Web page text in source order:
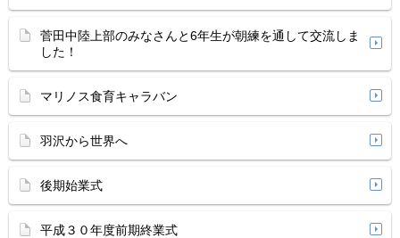
菅田中陸上部のみなさんと6年生が朝練を通して交流しま
した！
マリノス食育キャラバン
羽沢から世界へ
後期始業式
平成３０年度前期終業式